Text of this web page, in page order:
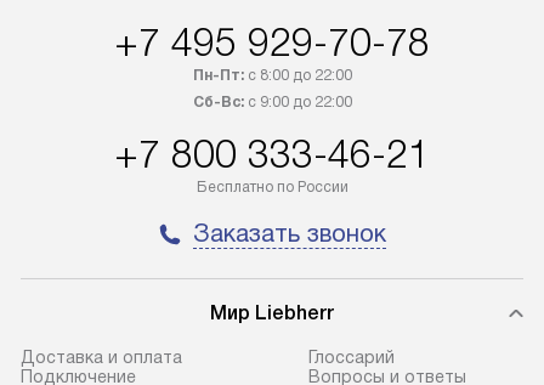
+7 495 929-70-78
Пн-Пт:с 8:00 до 22:00
Сб-Вс:с 9:00 до 22:00
+7 800 333-46-21
Бесплатно по России
Заказать звонок
Мир Liebherr
Доставка и оплата
Подключение
Глоссарий
Вопросы и ответы